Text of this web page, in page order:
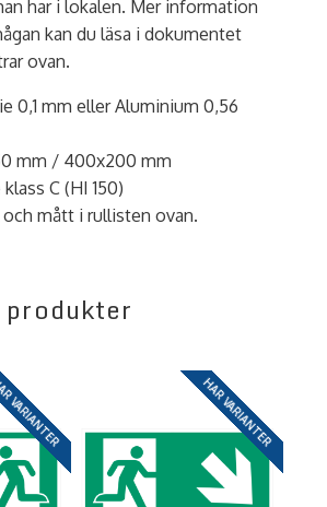
har i lokalen. Mer information
kan du läsa i dokumentet
ovan.
0,1 mm eller Aluminium 0,56
mm / 400x200 mm
C (HI 150)
mått i rullisten ovan.
HAR VARIANTER